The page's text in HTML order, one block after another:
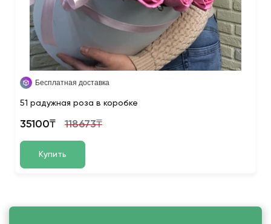
Бесплатная доставка
51 радужная роза в коробке
35100₸ 118673₸
Купить